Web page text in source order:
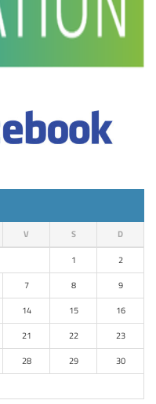
V S D
1
2
7 8
9
14 15
16
21 22
23
28 29
30